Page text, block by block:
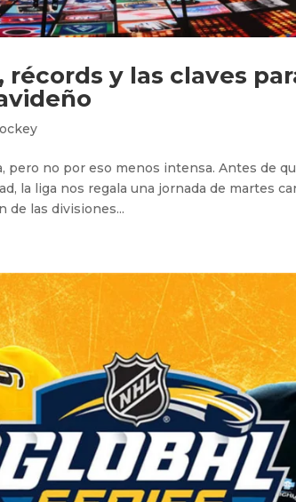
récords y las claves
pero no por eso menos intensa. Antes de
la liga nos regala una jornada de martes
de las divisiones...